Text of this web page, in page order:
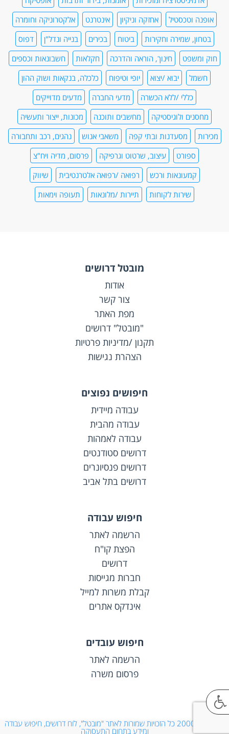
אופנה וטכסטיל
אחזקה וניקיון אינטרנט
אלקטרוניקה וחומרה
בטחון, שמירה וחקירות
ביטוח בכירים בנייה ונדל"ן
דפוס
חוק ומשפט
חינוך, הוראה והדרכה חקלאות
חשבונאות וכספים
חשמל
יבוא /יצוא יופי וטיפוח
כלכלה, בנקאות ושוק ההון
כללי /ללא הכשרה
מדעי החברה
מדעים מדוייקים
מחסנים ולוגיסטיקה
מחשבים ותוכנה
מכונות, ייצור ותעשיה
מכירות
מסעדנות ובתי קפה משאבי אנוש
נהגים, רכב ותחבורה
ספורט
עיצוב, שרטוט וגרפיקה
פרסום, מדיה ויח"צ
קמעונאות ורכש
רפואה /רפואה אלטרנטיבית
שיווק
שירות לקוחות
תיירות /מלונאות תעופה וימאות
מובטל דרושים
אודות
צור קשר
מפת האתר
"מובטל" דרושים
תקנון /מדיניות פרטיות
הצהרת נגישות
חיפושים נפוצים
עבודה מיידית
עבודה מהבית
עבודה לאמהות
דרושים סטודנטים
דרושים פנסיונרים
דרושים בתל אביב
חיפוש עבודה
הרשמה לאתר
הפצת קו"ח
דרושים
חברות מגייסות
קבלת משרות למייל
אינדקס אתרים
חיפוש עובדים
הרשמה לאתר
פרסום משרה
© 2000-2026 כל הזכויות שמורות לאתר "מובטל", לוח דרושים, חיפוש עבודה
ומידע בתחום התעסוקה